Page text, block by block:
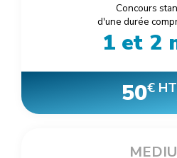
Concours
d'une durée
1 et 2
50€ HT